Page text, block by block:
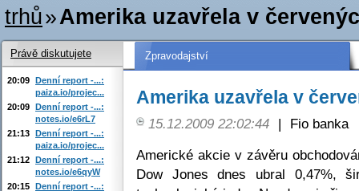
trhů»Amerika uzavřela v
Zpravodajství
Amerika uzavřela v
15.12.2009 22:02:44 |
Fio banka
Americké akcie v závěru
Dow Jones dnes ubral 0,47%,
Právě diskutujete
20:09 Denní report -...:
paiza.io/projec...
20:09 Denní report -...:
notes.io/e6rL7
21:13 Denní report -...:
paiza.io/projec...
21:12 Denní report -...:
notes.io/e6qyW
20:15 Denní report -...: